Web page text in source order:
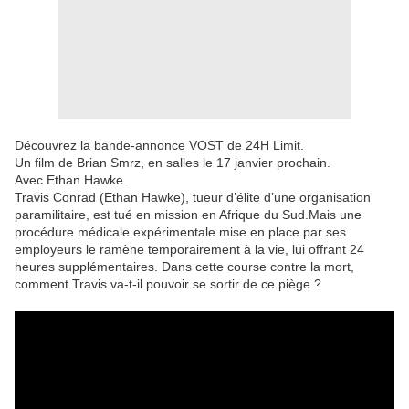
Découvrez la bande-annonce VOST de 24H Limit.
Un film de Brian Smrz, en salles le 17 janvier prochain.
Avec Ethan Hawke.
Travis Conrad (Ethan Hawke), tueur d’élite d’une organisation
paramilitaire, est tué en mission en Afrique du Sud.Mais une
procédure médicale expérimentale mise en place par ses
employeurs le ramène temporairement à la vie, lui offrant 24
heures supplémentaires. Dans cette course contre la mort,
comment Travis va-t-il pouvoir se sortir de ce piège ?